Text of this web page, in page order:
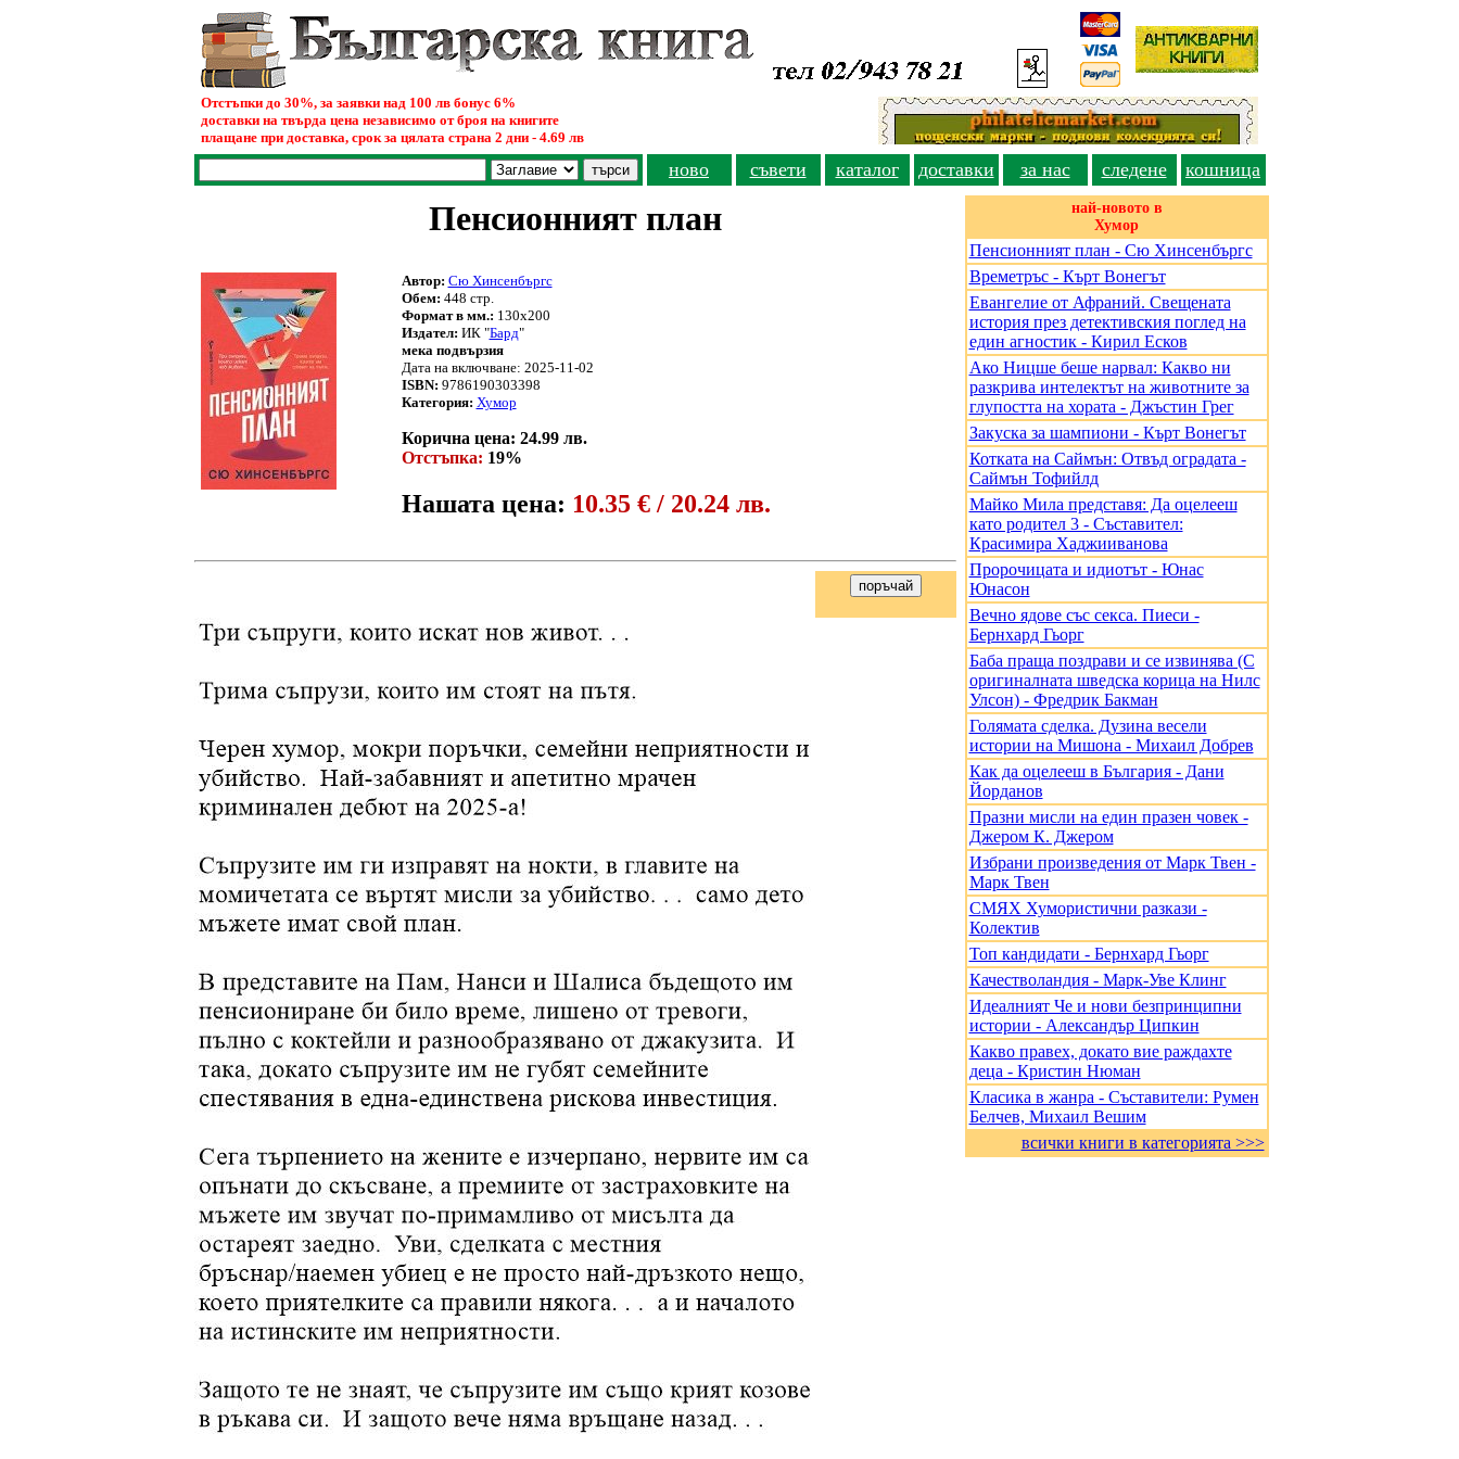
Отстъпки до 30%, за заявки над 100 лв бонус 6%
доставки на твърда цена независимо от броя на книгите
плащане при доставка, срок за цялата страна 2 дни - 4.69 лв
ново съвети каталог доставки за нас следене кошница
Пенсионният план
Автор: Сю Хинсенбъргс
Обем: 448 стр.
Формат в мм.: 130х200
Издател: ИК "Бард"
мека подвързия
Дата на включване: 2025-11-02
ISBN: 9786190303398
Категория: Хумор
Корична цена: 24.99 лв.
Oтстъпка: 19%
Нашата цена: 10.35 € / 20.24 лв.
най-новото в
Хумор
Пенсионният план - Сю Хинсенбъргс
Времетръс - Кърт Вонегът
Евангелие от Афраний. Свещената
история през детективския поглед на
един агностик - Кирил Есков
Ако Ницше беше нарвал: Какво ни
разкрива интелектът на животните за
глупостта на хората - Джъстин Грег
Закуска за шампиони - Кърт Вонегът
Котката на Саймън: Отвъд оградата -
Саймън Тофийлд
Майко Мила представя: Да оцелееш
като родител 3 - Съставител:
Красимира Хаджииванова
Пророчицата и идиотът - Юнас
Юнасон
Вечно ядове със секса. Пиеси -
Бернхард Гьорг
Баба праща поздрави и се извинява (С
оригиналната шведска корица на Нилс
Улсон) - Фредрик Бакман
Голямата сделка. Дузина весели
истории на Мишона - Михаил Добрев
Как да оцелееш в България - Дани
Йорданов
Празни мисли на един празен човек -
Джером К. Джером
Избрани произведения от Марк Твен -
Марк Твен
СМЯХ Хумористични разкази -
Колектив
Топ кандидати - Бернхард Гьорг
Качестволандия - Марк-Уве Клинг
Идеалният Че и нови безпринципни
истории - Александър Ципкин
Какво правех, докато вие раждахте
деца - Кристин Нюман
Класика в жанра - Съставители: Румен
Белчев, Михаил Вешим
всички книги в категорията >>>